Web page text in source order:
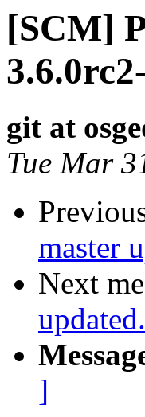
[SCM]
git at
Tue Mar
master
Next
]